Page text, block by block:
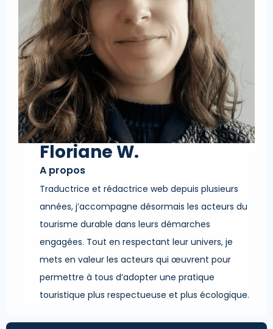
Floriane W.
A propos
Traductrice et rédactrice web depuis plusieurs
années, j’accompagne désormais les acteurs du
tourisme durable dans leurs démarches
engagées. Tout en respectant leur univers, je
mets en valeur les acteurs qui œuvrent pour
permettre à tous d’adopter une pratique
touristique plus respectueuse et plus écologique.